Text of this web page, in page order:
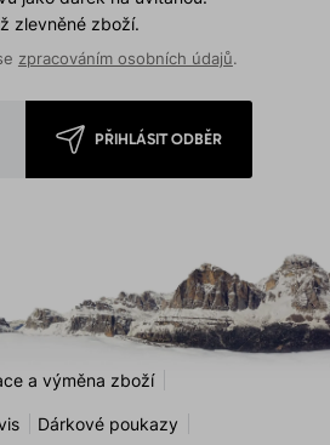
zlevněné zboží.
zpracováním osobních údajů.
PŘIHLÁSIT ODBĚR
a výměna zboží
Dárkové poukazy